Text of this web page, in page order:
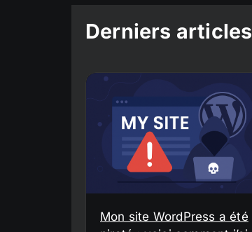
Derniers articles
Mon site WordPress a été